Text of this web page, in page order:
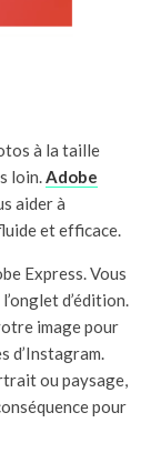
à la taille
loin.Adobe
aider à
et efficace.
Express. Vous
d’édition.
image pour
d’Instagram.
ou paysage,
pour